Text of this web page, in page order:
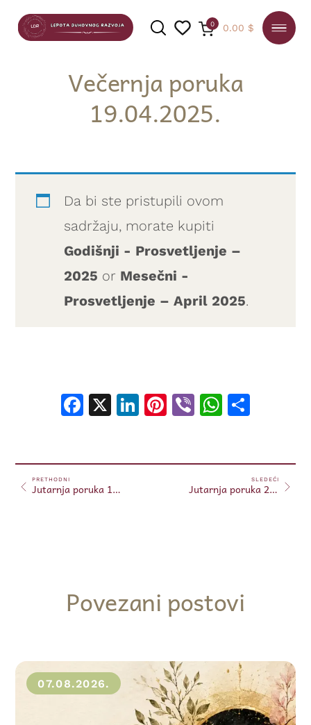
PRETRAGA
0 0.00 $
Večernja poruka
19.04.2025.
Da bi ste pristupili ovom
sadržaju, morate kupiti
Godišnji - Prosvetljenje –
2025 or Mesečni -
Prosvetljenje – April 2025.
Facebook
X LinkedIn
Pinterest
Viber
PRETHODNI
Jutarnja poruka 19.04.2025.
SLEDEĆI
Jutarnja poruka 20.04.2025.
Povezani postovi
07.08.2026.